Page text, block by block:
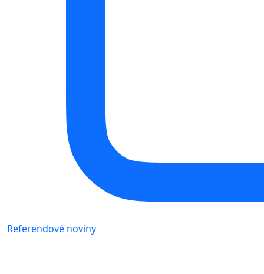
Referendové noviny